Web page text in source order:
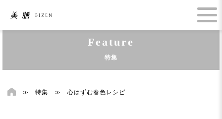
Feature
特集
≫ 特集 ≫ 心はずむ春色レシピ